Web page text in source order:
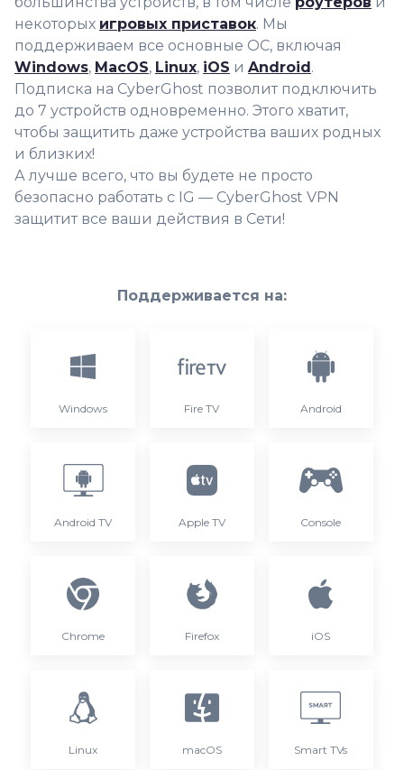
некоторых игровых приставок. Мы
поддерживаем все основные ОС, включая
Windows, MacOS, Linux, iOS и Android.
Подписка на CyberGhost позволит подключить
до 7 устройств одновременно. Этого хватит,
чтобы защитить даже устройства ваших родных
и близких!
А лучше всего, что вы будете не просто
безопасно работать с IG — CyberGhost VPN
защитит все ваши действия в Сети!
Поддерживается на:
Windows Fire TV Android
Android TV Apple TV Console
Chrome Firefox iOS
Linux macOS Smart TVs